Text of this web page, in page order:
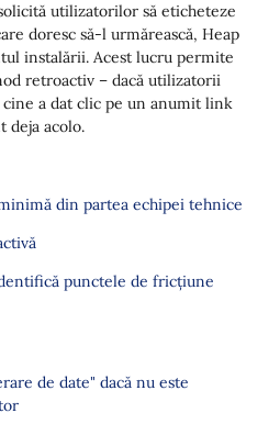
utilizatorilor să eticheteze
doresc să-l urmărească, Heap
instalării. Acest lucru permite
retroactiv – dacă utilizatorii
cine a dat clic pe un anumit link
deja acolo.
din partea echipei tehnice
punctele de fricțiune
de date" dacă nu este